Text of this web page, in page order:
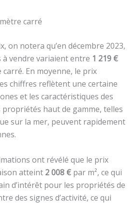
carré
on notera qu’en décembre 2023,
à vendre variaient entre 1 219 €
En moyenne, le prix
chiffres reflètent une certaine
et les caractéristiques des
propriétés haut de gamme, telles
sur la mer, peuvent rapidement
ont révélé que le prix
atteint 2 008 € par m², ce qui
d’intérêt pour les propriétés de
des signes d’activité, ce qui